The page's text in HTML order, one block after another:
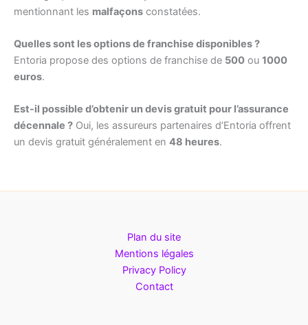
mentionnant les malfaçons constatées.
Quelles sont les options de franchise disponibles ?
Entoria propose des options de franchise de 500 ou 1000
euros.
Est-il possible d’obtenir un devis gratuit pour l’assurance
décennale ? Oui, les assureurs partenaires d’Entoria offrent
un devis gratuit généralement en 48 heures.
Plan du site
Mentions légales
Privacy Policy
Contact